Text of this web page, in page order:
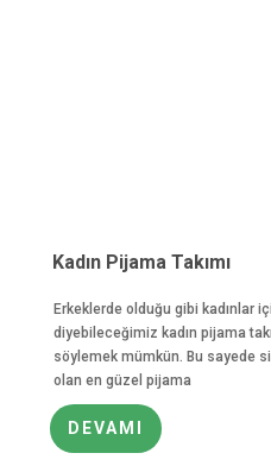
Kadın Pijama Takımı
Erkeklerde olduğu gibi kadınlar
diyebileceğimiz kadın pijama
söylemek mümkün. Bu sayede
olan en güzel pijama
DEVAMI